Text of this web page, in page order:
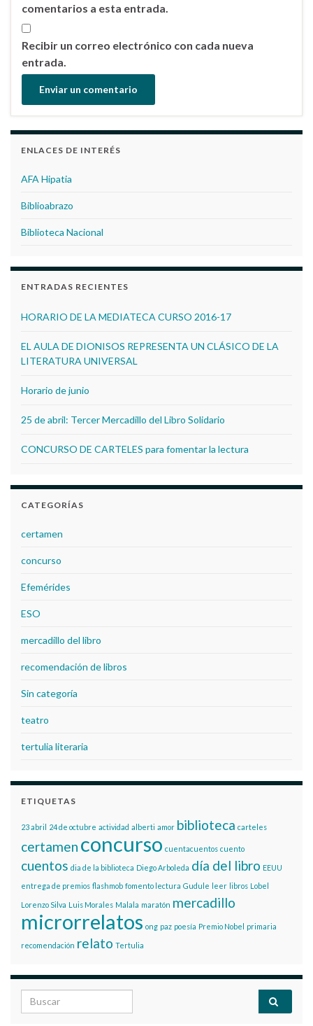
comentarios a esta entrada.
Recibir un correo electrónico con cada nueva
entrada.
ENLACES DE INTERÉS
AFA Hipatia
Biblioabrazo
Biblioteca Nacional
ENTRADAS RECIENTES
HORARIO DE LA MEDIATECA CURSO 2016-17
EL AULA DE DIONISOS REPRESENTA UN CLÁSICO DE LA
LITERATURA UNIVERSAL
Horario de junio
25 de abril: Tercer Mercadillo del Libro Solidario
CONCURSO DE CARTELES para fomentar la lectura
CATEGORÍAS
certamen
concurso
Efemérides
ESO
mercadillo del libro
recomendación de libros
Sin categoría
teatro
tertulia literaria
ETIQUETAS
23 abril 24 de octubre actividad alberti amor biblioteca carteles
certamen concurso cuentacuentos cuento
cuentos dia de la biblioteca Diego Arboleda día del libro EEUU
entrega de premios flashmob fomento lectura Gudule leer libros Lobel
Lorenzo Silva Luis Morales Malala maratón mercadillo
microrrelatos ong paz poesía Premio Nobel primaria
recomendación relato Tertulia
Search for: